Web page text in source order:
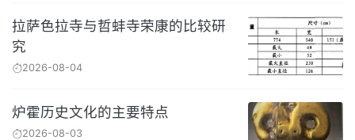
拉萨色拉寺与哲蚌寺荣康的比较研
究
2026-08-04
炉霍历史文化的主要特点
2026-08-03